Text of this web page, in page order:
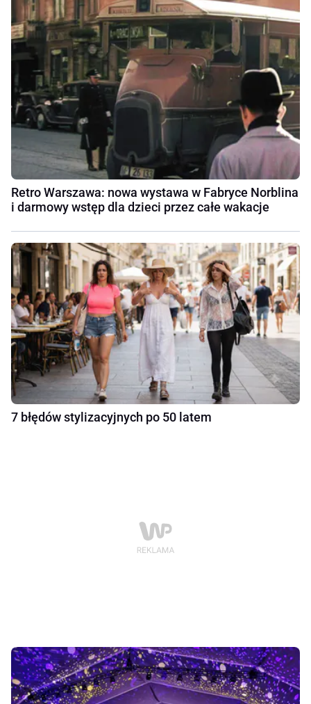
Retro Warszawa: nowa wystawa w Fabryce Norblina
i darmowy wstęp dla dzieci przez całe wakacje
7 błędów stylizacyjnych po 50 latem